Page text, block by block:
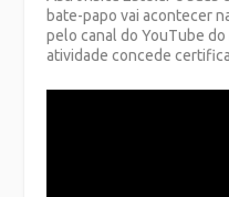
bate-papo vai acontecer
pelo canal do YouTube do
atividade concede